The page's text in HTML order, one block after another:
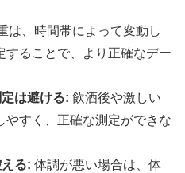
は、時間帯によって変動し
することで、より正確なデー
は避ける: 飲酒後や激しい
すく、正確な測定ができな
る: 体調が悪い場合は、体